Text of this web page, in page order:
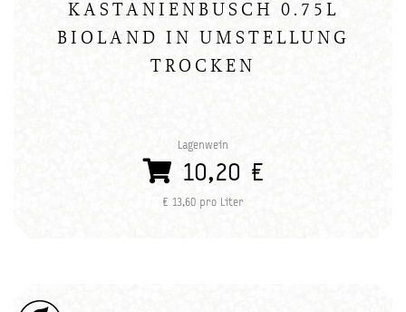
KASTANIENBUSCH 0.75L
BIOLAND IN UMSTELLUNG
TROCKEN
Lagenwein
10,20 €
€ 13,60 pro Liter